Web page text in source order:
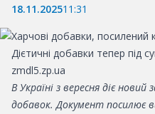
18.11.202511:31
Дієтичні добавки тепер під
zmdl5.zp.ua
В Україні з вересня діє
добавок. Документ посилює